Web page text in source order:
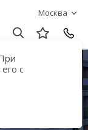
Москва
с